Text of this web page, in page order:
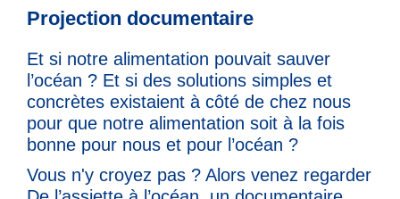
Projection documentaire
Et si notre alimentation pouvait sauver
l’océan ? Et si des solutions simples et
concrètes existaient à côté de chez nous
pour que notre alimentation soit à la fois
bonne pour nous et pour l’océan ?
Vous n'y croyez pas ? Alors venez regarder